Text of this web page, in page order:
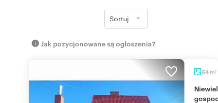
Sortuj
Jak pozycjonowane są ogłoszenia?
64 m2
Niewielki dom z dużym potencjałem i budynkami